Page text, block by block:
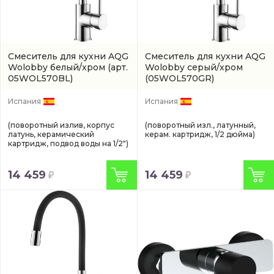
Смеситель для кухни AQG
Wolobby белый/хром (арт.
05WOL570BL)
Испания
(поворотный излив, корпус
латунь, керамический
картридж, подвод воды на 1/2")
14 459
Смеситель для кухни AQG
Wolobby серый/хром
(05WOL570GR)
Испания
(поворотный изл., латунный,
керам. картридж, 1/2 дюйма)
14 459